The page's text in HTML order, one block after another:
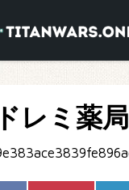
ドレミ薬局